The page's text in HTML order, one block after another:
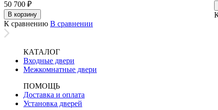
50 700 ₽
В корзину
К сравнению В сравнении
КАТАЛОГ
Входные двери
Межкомнатные двери
ПОМОЩЬ
Доставка и оплата
Установка дверей